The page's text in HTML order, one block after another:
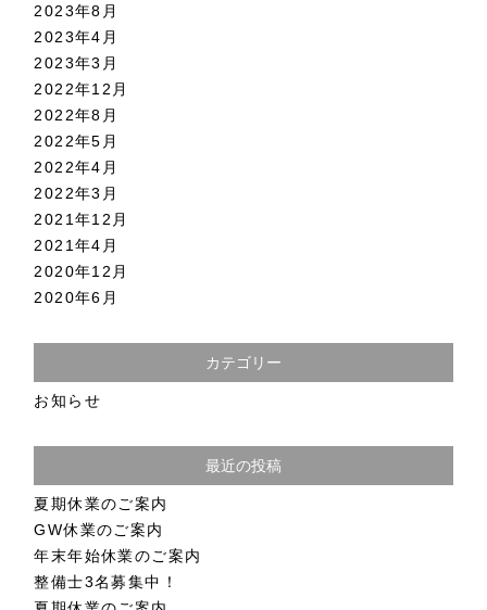
2023年8月
2023年4月
2023年3月
2022年12月
2022年8月
2022年5月
2022年4月
2022年3月
2021年12月
2021年4月
2020年12月
2020年6月
カテゴリー
お知らせ
最近の投稿
夏期休業のご案内
GW休業のご案内
年末年始休業のご案内
整備士3名募集中！